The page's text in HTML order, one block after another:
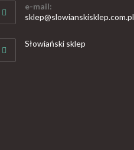
e-mail:
sklep@slowianskisklep.com.pl
Słowiański sklep